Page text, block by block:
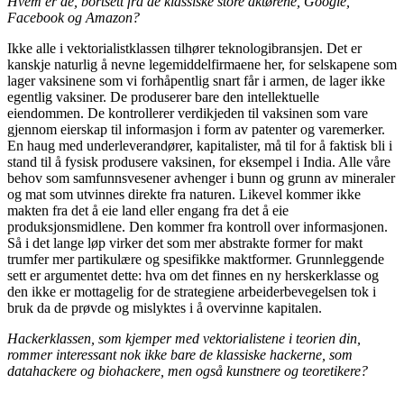
Facebook og Amazon?
Ikke alle i vektorialistklassen tilhører teknologibransjen. Det er
kanskje naturlig å nevne legemiddelfirmaene her, for selskapene som
lager vaksinene som vi forhåpentlig snart får i armen, de lager ikke
egentlig vaksiner. De produserer bare den intellektuelle
eiendommen. De kontrollerer verdikjeden til vaksinen som vare
gjennom eierskap til informasjon i form av patenter og varemerker.
En haug med underleverandører, kapitalister, må til for å faktisk bli i
stand til å fysisk produsere vaksinen, for eksempel i India. Alle våre
behov som samfunnsvesener avhenger i bunn og grunn av mineraler
og mat som utvinnes direkte fra naturen. Likevel kommer ikke
makten fra det å eie land eller engang fra det å eie
produksjonsmidlene. Den kommer fra kontroll over informasjonen.
Så i det lange løp virker det som mer abstrakte former for makt
trumfer mer partikulære og spesifikke maktformer. Grunnleggende
sett er argumentet dette: hva om det finnes en ny herskerklasse og
den ikke er mottagelig for de strategiene arbeiderbevegelsen tok i
bruk da de prøvde og mislyktes i å overvinne kapitalen.
Hackerklassen, som kjemper med vektorialistene i teorien din,
rommer interessant nok ikke bare de klassiske hackerne, som
datahackere og biohackere, men også kunstnere og teoretikere?